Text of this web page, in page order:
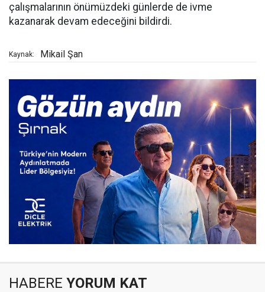
çalışmalarının önümüzdeki günlerde de ivme
kazanarak devam edeceğini bildirdi.
Kaynak: Mikail Şan
HABERE YORUM KAT